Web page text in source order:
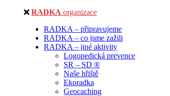
RADKA organizace
RADKA – připravujeme
RADKA – co jsme zažili
RADKA – jiné aktivity
Logopedická prevence
SR – SD ®
Naše hřiště
Ekoradka
Geocaching